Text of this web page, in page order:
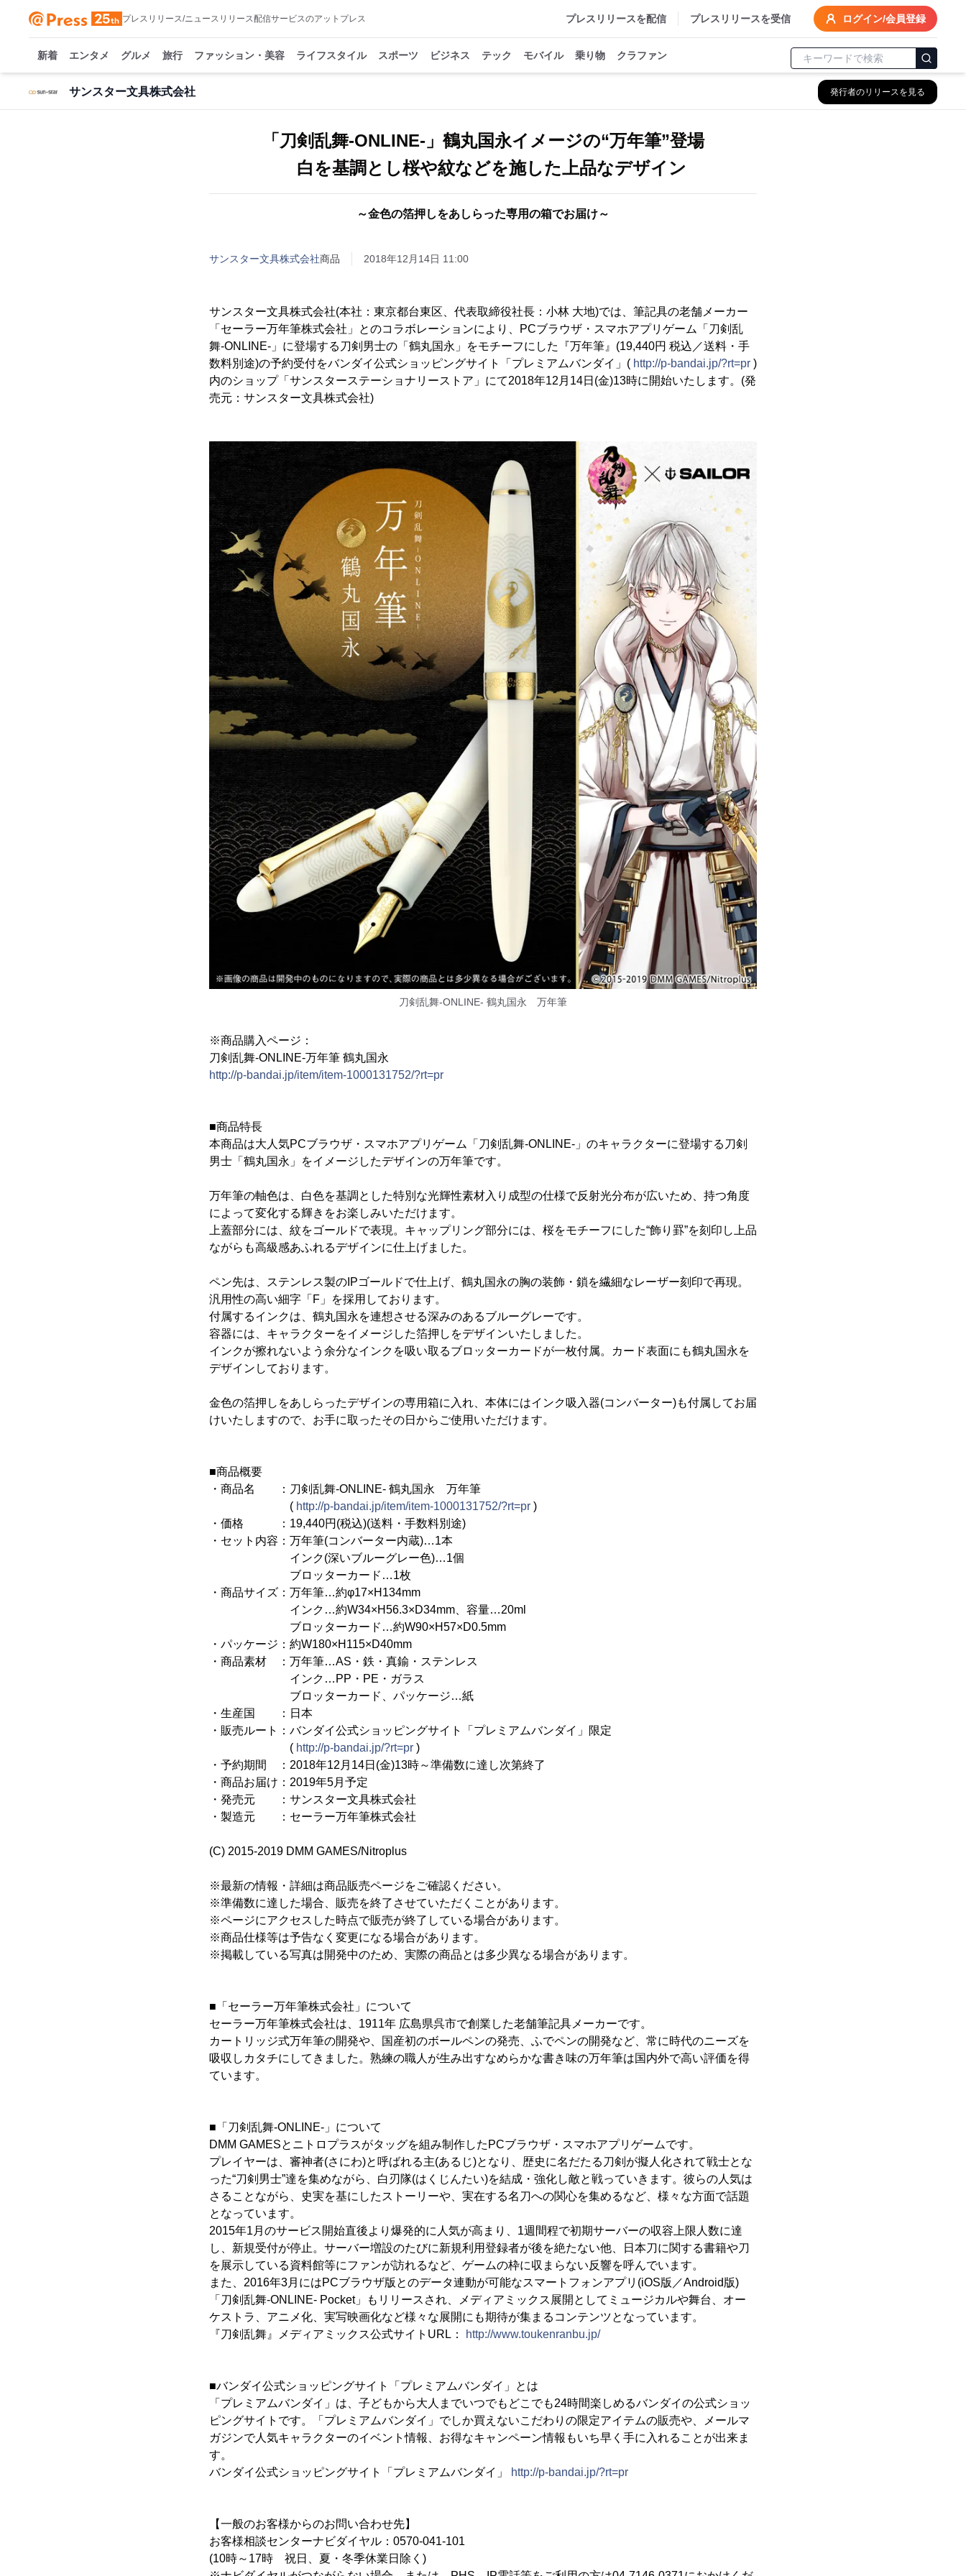
プレスリリース/ニュースリリース配信サービスのアットプレス プレスリリースを配信 プレスリリースを受信 ログイン/会員登録
新着 エンタメ グルメ 旅行 ファッション・美容 ライフスタイル スポーツ ビジネス テック モバイル 乗り物 クラファン
サンスター文具株式会社 発行者のリリースを見る
「刀剣乱舞-ONLINE-」鶴丸国永イメージの“万年筆”登場
白を基調とし桜や紋などを施した上品なデザイン
～金色の箔押しをあしらった専用の箱でお届け～
サンスター文具株式会社商品 2018年12月14日 11:00
サンスター文具株式会社(本社：東京都台東区、代表取締役社長：小林 大地)では、筆記具の老舗メーカー
「セーラー万年筆株式会社」とのコラボレーションにより、PCブラウザ・スマホアプリゲーム「刀剣乱
舞-ONLINE-」に登場する刀剣男士の「鶴丸国永」をモチーフにした『万年筆』(19,440円 税込／送料・手
数料別途)の予約受付をバンダイ公式ショッピングサイト「プレミアムバンダイ」( http://p-bandai.jp/?rt=pr )
内のショップ「サンスターステーショナリーストア」にて2018年12月14日(金)13時に開始いたします。(発
売元：サンスター文具株式会社)
刀剣乱舞-ONLINE- 鶴丸国永 万年筆
※商品購入ページ：
刀剣乱舞-ONLINE-万年筆 鶴丸国永
http://p-bandai.jp/item/item-1000131752/?rt=pr
■商品特長
本商品は大人気PCブラウザ・スマホアプリゲーム「刀剣乱舞-ONLINE-」のキャラクターに登場する刀剣
男士「鶴丸国永」をイメージしたデザインの万年筆です。
万年筆の軸色は、白色を基調とした特別な光輝性素材入り成型の仕様で反射光分布が広いため、持つ角度
によって変化する輝きをお楽しみいただけます。
上蓋部分には、紋をゴールドで表現。キャップリング部分には、桜をモチーフにした“飾り罫”を刻印し上品
ながらも高級感あふれるデザインに仕上げました。
ペン先は、ステンレス製のIPゴールドで仕上げ、鶴丸国永の胸の装飾・鎖を繊細なレーザー刻印で再現。
汎用性の高い細字「F」を採用しております。
付属するインクは、鶴丸国永を連想させる深みのあるブルーグレーです。
容器には、キャラクターをイメージした箔押しをデザインいたしました。
インクが擦れないよう余分なインクを吸い取るブロッターカードが一枚付属。カード表面にも鶴丸国永を
デザインしております。
金色の箔押しをあしらったデザインの専用箱に入れ、本体にはインク吸入器(コンバーター)も付属してお届
けいたしますので、お手に取ったその日からご使用いただけます。
■商品概要
・商品名 ：刀剣乱舞-ONLINE- 鶴丸国永 万年筆
( http://p-bandai.jp/item/item-1000131752/?rt=pr )
・価格 ：19,440円(税込)(送料・手数料別途)
・セット内容：万年筆(コンバーター内蔵)…1本
インク(深いブルーグレー色)…1個
ブロッターカード…1枚
・商品サイズ：万年筆…約φ17×H134mm
インク…約W34×H56.3×D34mm、容量…20ml
ブロッターカード…約W90×H57×D0.5mm
・パッケージ：約W180×H115×D40mm
・商品素材 ：万年筆…AS・鉄・真鍮・ステンレス
インク…PP・PE・ガラス
ブロッターカード、パッケージ…紙
・生産国 ：日本
・販売ルート：バンダイ公式ショッピングサイト「プレミアムバンダイ」限定
( http://p-bandai.jp/?rt=pr )
・予約期間 ：2018年12月14日(金)13時～準備数に達し次第終了
・商品お届け：2019年5月予定
・発売元 ：サンスター文具株式会社
・製造元 ：セーラー万年筆株式会社
(C) 2015-2019 DMM GAMES/Nitroplus
※最新の情報・詳細は商品販売ページをご確認ください。
※準備数に達した場合、販売を終了させていただくことがあります。
※ページにアクセスした時点で販売が終了している場合があります。
※商品仕様等は予告なく変更になる場合があります。
※掲載している写真は開発中のため、実際の商品とは多少異なる場合があります。
■「セーラー万年筆株式会社」について
セーラー万年筆株式会社は、1911年 広島県呉市で創業した老舗筆記具メーカーです。
カートリッジ式万年筆の開発や、国産初のボールペンの発売、ふでペンの開発など、常に時代のニーズを
吸収しカタチにしてきました。熟練の職人が生み出すなめらかな書き味の万年筆は国内外で高い評価を得
ています。
■「刀剣乱舞-ONLINE-」について
DMM GAMESとニトロプラスがタッグを組み制作したPCブラウザ・スマホアプリゲームです。
プレイヤーは、審神者(さにわ)と呼ばれる主(あるじ)となり、歴史に名だたる刀剣が擬人化されて戦士とな
った“刀剣男士”達を集めながら、白刃隊(はくじんたい)を結成・強化し敵と戦っていきます。彼らの人気は
さることながら、史実を基にしたストーリーや、実在する名刀への関心を集めるなど、様々な方面で話題
となっています。
2015年1月のサービス開始直後より爆発的に人気が高まり、1週間程で初期サーバーの収容上限人数に達
し、新規受付が停止。サーバー増設のたびに新規利用登録者が後を絶たない他、日本刀に関する書籍や刀
を展示している資料館等にファンが訪れるなど、ゲームの枠に収まらない反響を呼んでいます。
また、2016年3月にはPCブラウザ版とのデータ連動が可能なスマートフォンアプリ(iOS版／Android版)
「刀剣乱舞-ONLINE- Pocket」もリリースされ、メディアミックス展開としてミュージカルや舞台、オー
ケストラ、アニメ化、実写映画化など様々な展開にも期待が集まるコンテンツとなっています。
『刀剣乱舞』メディアミックス公式サイトURL：
http://www.toukenranbu.jp/
■バンダイ公式ショッピングサイト「プレミアムバンダイ」とは
「プレミアムバンダイ」は、子どもから大人までいつでもどこでも24時間楽しめるバンダイの公式ショッ
ピングサイトです。「プレミアムバンダイ」でしか買えないこだわりの限定アイテムの販売や、メールマ
ガジンで人気キャラクターのイベント情報、お得なキャンペーン情報もいち早く手に入れることが出来ま
す。
バンダイ公式ショッピングサイト「プレミアムバンダイ」
http://p-bandai.jp/?rt=pr
【一般のお客様からのお問い合わせ先】
お客様相談センターナビダイヤル：0570-041-101
(10時～17時 祝日、夏・冬季休業日除く)